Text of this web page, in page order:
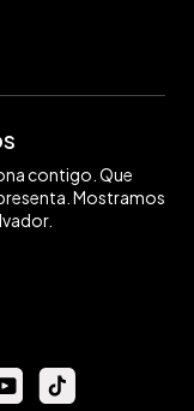
contigo. Que
Mostramos